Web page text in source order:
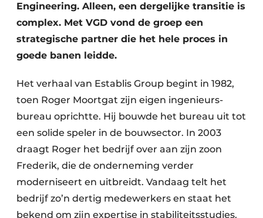
Engineering. Alleen, een dergelijke transitie is
complex. Met VGD vond de groep een
strategische partner die het hele proces in
goede banen leidde.
Het verhaal van Establis Group begint in 1982,
toen Roger Moortgat zijn eigen ingenieurs­
bureau oprichtte. Hij bouwde het bureau uit tot
een solide speler in de bouwsector. In 2003
draagt Roger het bedrijf over aan zijn zoon
Frederik, die de onderneming verder
moderniseert en uitbreidt. Vandaag telt het
bedrijf zo’n dertig medewerkers en staat het
bekend om zijn expertise in stabiliteitsstudies.